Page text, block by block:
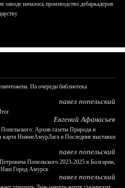
началось производство дебаркадеров
На очереди библиотека
павел попельский
Евгений Афанасьев
Архив газеты Природа и
карта НижнеАмурЛага и Последние выставки
павел попельский
Попельского 2023-2025 в Болгарии,
Наш Город Амурск
павел попельский